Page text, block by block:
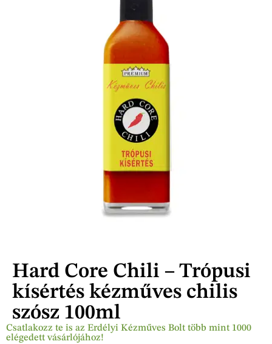
Csatlakozz te is az Erdélyi Kézműves Bolt több mint 1000
elégedett vásárlójához!
Hard Core Chili – Trópusi
kísértés kézműves chilis
szósz 100ml